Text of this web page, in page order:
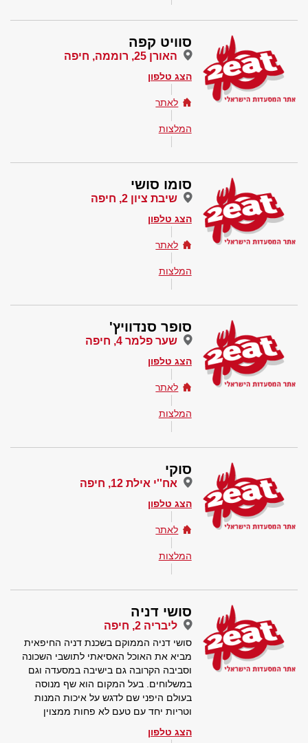
סוויט קפה
האורן 25, רוממה, חיפה
הצג טלפון
לאתר
המלצות
סומו סושי
שיבת ציון 2, חיפה
הצג טלפון
לאתר
המלצות
סופר סנדוויץ'
שער פלמר 4, חיפה
הצג טלפון
לאתר
המלצות
סוקי
אח''י אילת 12, חיפה
הצג טלפון
לאתר
המלצות
סושי דניה
ליבריה 2, חיפה
סושי דניה הממוקם בשכנת דניה החיפאית
מביא את האוכל האסיאתי לתושבי השכונה
וסביבה הקרובה גם בישיבה במסעדה וגם
במשלוחים. בעל המקום הוא שף מנוסה
בעולם היפני שם לדגש על איכות המנות
וטריות יחד עם טעם לא פחות ממצוין
הצג טלפון